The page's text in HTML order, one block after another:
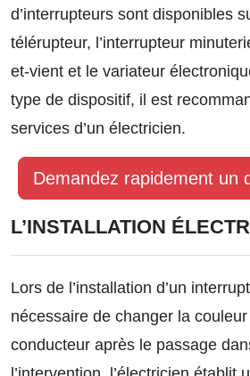
d’interrupteurs sont disponibles
télérupteur, l’interrupteur
et-vient et le variateur
type de dispositif, il est
services d’un électricien.
Demandez rapidement un
L’INSTALLATION
Lors de l’installation d’un
nécessaire de changer la couleur
conducteur après le passage